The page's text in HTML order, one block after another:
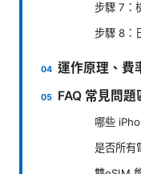
步驟 7：
步驟 8：
運作原理、費
FAQ 常見問題
哪些
是否所有